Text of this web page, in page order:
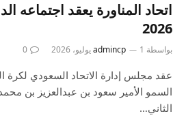
اتحاد المناورة يعقد اجتماعه
2026
بواسطة admincp 1 يوليو، 2026 0
عقد مجلس إدارة الاتحاد السعودي لكرة
السمو الأمير سعود بن عبدالعزيز بن
الثاني…